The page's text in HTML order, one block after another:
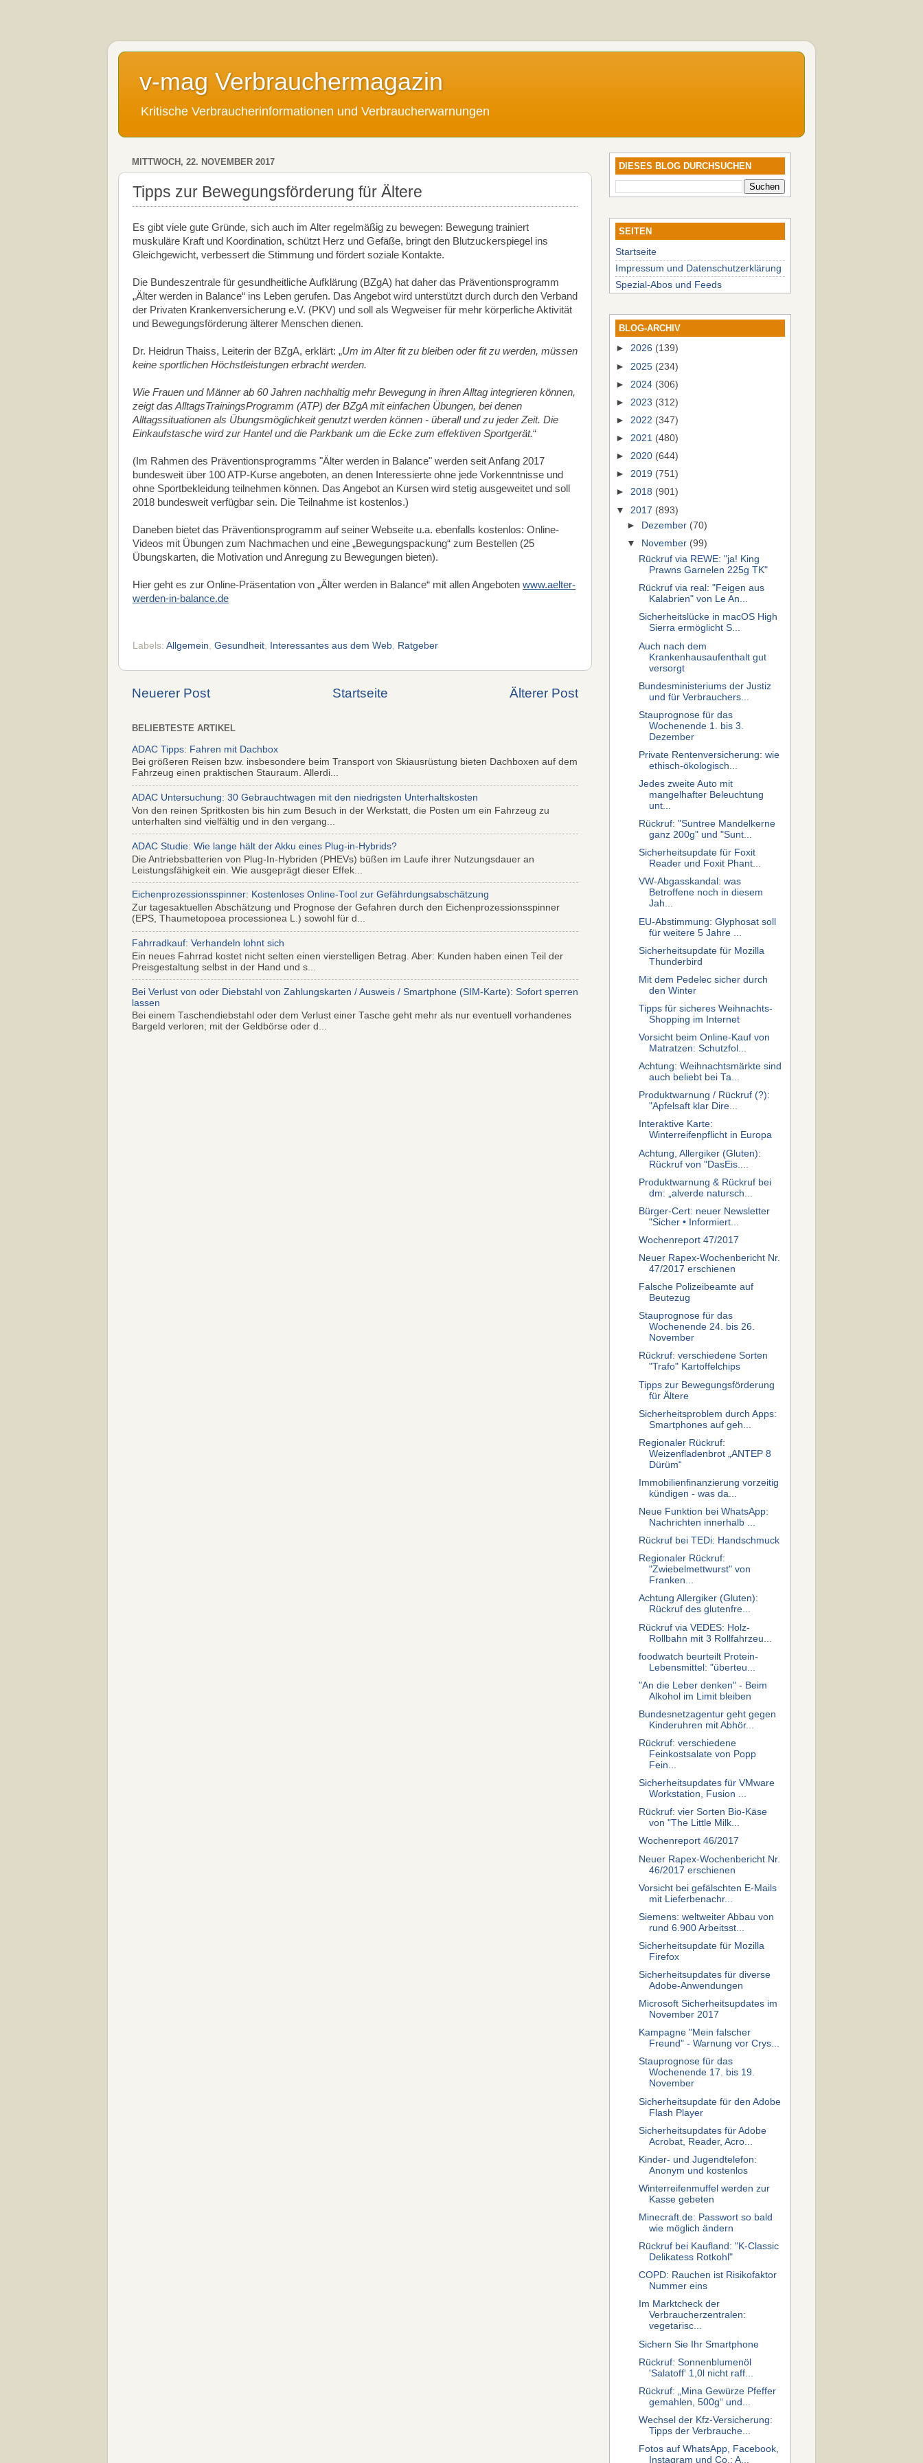
v-mag Verbrauchermagazin
Kritische Verbraucherinformationen und Verbraucherwarnungen
MITTWOCH, 22. NOVEMBER 2017
Tipps zur Bewegungsförderung für Ältere
Es gibt viele gute Gründe, sich auch im Alter regelmäßig zu bewegen: Bewegung trainiert
muskuläre Kraft und Koordination, schützt Herz und Gefäße, bringt den Blutzuckerspiegel ins
Gleichgewicht, verbessert die Stimmung und fördert soziale Kontakte.
Die Bundeszentrale für gesundheitliche Aufklärung (BZgA) hat daher das Präventionsprogramm
„Älter werden in Balance“ ins Leben gerufen. Das Angebot wird unterstützt durch durch den Verband
der Privaten Krankenversicherung e.V. (PKV) und soll als Wegweiser für mehr körperliche Aktivität
und Bewegungsförderung älterer Menschen dienen.
Dr. Heidrun Thaiss, Leiterin der BZgA, erklärt: „Um im Alter fit zu bleiben oder fit zu werden, müssen
keine sportlichen Höchstleistungen erbracht werden.
Wie Frauen und Männer ab 60 Jahren nachhaltig mehr Bewegung in ihren Alltag integrieren können,
zeigt das AlltagsTrainingsProgramm (ATP) der BZgA mit einfachen Übungen, bei denen
Alltagssituationen als Übungsmöglichkeit genutzt werden können - überall und zu jeder Zeit. Die
Einkaufstasche wird zur Hantel und die Parkbank um die Ecke zum effektiven Sportgerät.“
(Im Rahmen des Präventionsprogramms "Älter werden in Balance" werden seit Anfang 2017
bundesweit über 100 ATP-Kurse angeboten, an denen Interessierte ohne jede Vorkenntnisse und
ohne Sportbekleidung teilnehmen können. Das Angebot an Kursen wird stetig ausgeweitet und soll
2018 bundesweit verfügbar sein. Die Teilnahme ist kostenlos.)
Daneben bietet das Präventionsprogramm auf seiner Webseite u.a. ebenfalls kostenlos: Online-
Videos mit Übungen zum Nachmachen und eine „Bewegungspackung“ zum Bestellen (25
Übungskarten, die Motivation und Anregung zu Bewegungen bieten).
Hier geht es zur Online-Präsentation von „Älter werden in Balance“ mit allen Angeboten www.aelter-
werden-in-balance.de
Labels: Allgemein Gesundheit Interessantes aus dem Web Ratgeber
Neuerer Post Älterer Post
Startseite
BELIEBTESTE ARTIKEL
ADAC Tipps: Fahren mit Dachbox
Bei größeren Reisen bzw. insbesondere beim Transport von Skiausrüstung bieten Dachboxen auf dem
Fahrzeug einen praktischen Stauraum. Allerdi...
ADAC Untersuchung: 30 Gebrauchtwagen mit den niedrigsten Unterhaltskosten
Von den reinen Spritkosten bis hin zum Besuch in der Werkstatt, die Posten um ein Fahrzeug zu
unterhalten sind vielfältig und in den vergang...
ADAC Studie: Wie lange hält der Akku eines Plug-in-Hybrids?
Die Antriebsbatterien von Plug-In-Hybriden (PHEVs) büßen im Laufe ihrer Nutzungsdauer an
Leistungsfähigkeit ein. Wie ausgeprägt dieser Effek...
Eichenprozessionsspinner: Kostenloses Online-Tool zur Gefährdungsabschätzung
Zur tagesaktuellen Abschätzung und Prognose der Gefahren durch den Eichenprozessionsspinner
(EPS, Thaumetopoea processionea L.) sowohl für d...
Fahrradkauf: Verhandeln lohnt sich
Ein neues Fahrrad kostet nicht selten einen vierstelligen Betrag. Aber: Kunden haben einen Teil der
Preisgestaltung selbst in der Hand und s...
Bei Verlust von oder Diebstahl von Zahlungskarten / Ausweis / Smartphone (SIM-Karte): Sofort sperren
lassen
Bei einem Taschendiebstahl oder dem Verlust einer Tasche geht mehr als nur eventuell vorhandenes
Bargeld verloren; mit der Geldbörse oder d...
DIESES BLOG DURCHSUCHEN
SEITEN
Startseite
Impressum und Datenschutzerklärung
Spezial-Abos und Feeds
BLOG-ARCHIV
► 2026 (139)
► 2025 (234)
► 2024 (306)
► 2023 (312)
► 2022 (347)
► 2021 (480)
► 2020 (644)
► 2019 (751)
► 2018 (901)
▼ 2017 (893)
►
Dezember (70)
▼
November (99)
Rückruf via REWE: "ja! King
Prawns Garnelen 225g TK"
Rückruf via real: "Feigen aus
Kalabrien" von Le An...
Sicherheitslücke in macOS High
Sierra ermöglicht S...
Auch nach dem
Krankenhausaufenthalt gut
versorgt
Bundesministeriums der Justiz
und für Verbrauchers...
Stauprognose für das
Wochenende 1. bis 3.
Dezember
Private Rentenversicherung: wie
ethisch-ökologisch...
Jedes zweite Auto mit
mangelhafter Beleuchtung
unt...
Rückruf: "Suntree Mandelkerne
ganz 200g" und "Sunt...
Sicherheitsupdate für Foxit
Reader und Foxit Phant...
VW-Abgasskandal: was
Betroffene noch in diesem
Jah...
EU-Abstimmung: Glyphosat soll
für weitere 5 Jahre ...
Sicherheitsupdate für Mozilla
Thunderbird
Mit dem Pedelec sicher durch
den Winter
Tipps für sicheres Weihnachts-
Shopping im Internet
Vorsicht beim Online-Kauf von
Matratzen: Schutzfol...
Achtung: Weihnachtsmärkte sind
auch beliebt bei Ta...
Produktwarnung / Rückruf (?):
"Apfelsaft klar Dire...
Interaktive Karte:
Winterreifenpflicht in Europa
Achtung, Allergiker (Gluten):
Rückruf von "DasEis....
Produktwarnung & Rückruf bei
dm: „alverde natursch...
Bürger-Cert: neuer Newsletter
"Sicher • Informiert...
Wochenreport 47/2017
Neuer Rapex-Wochenbericht Nr.
47/2017 erschienen
Falsche Polizeibeamte auf
Beutezug
Stauprognose für das
Wochenende 24. bis 26.
November
Rückruf: verschiedene Sorten
"Trafo" Kartoffelchips
Tipps zur Bewegungsförderung
für Ältere
Sicherheitsproblem durch Apps:
Smartphones auf geh...
Regionaler Rückruf:
Weizenfladenbrot „ANTEP 8
Dürüm“
Immobilienfinanzierung vorzeitig
kündigen - was da...
Neue Funktion bei WhatsApp:
Nachrichten innerhalb ...
Rückruf bei TEDi: Handschmuck
Regionaler Rückruf:
"Zwiebelmettwurst" von
Franken...
Achtung Allergiker (Gluten):
Rückruf des glutenfre...
Rückruf via VEDES: Holz-
Rollbahn mit 3 Rollfahrzeu...
foodwatch beurteilt Protein-
Lebensmittel: "überteu...
"An die Leber denken" - Beim
Alkohol im Limit bleiben
Bundesnetzagentur geht gegen
Kinderuhren mit Abhör...
Rückruf: verschiedene
Feinkostsalate von Popp
Fein...
Sicherheitsupdates für VMware
Workstation, Fusion ...
Rückruf: vier Sorten Bio-Käse
von "The Little Milk...
Wochenreport 46/2017
Neuer Rapex-Wochenbericht Nr.
46/2017 erschienen
Vorsicht bei gefälschten E-Mails
mit Lieferbenachr...
Siemens: weltweiter Abbau von
rund 6.900 Arbeitsst...
Sicherheitsupdate für Mozilla
Firefox
Sicherheitsupdates für diverse
Adobe-Anwendungen
Microsoft Sicherheitsupdates im
November 2017
Kampagne "Mein falscher
Freund" - Warnung vor Crys...
Stauprognose für das
Wochenende 17. bis 19.
November
Sicherheitsupdate für den Adobe
Flash Player
Sicherheitsupdates für Adobe
Acrobat, Reader, Acro...
Kinder- und Jugendtelefon:
Anonym und kostenlos
Winterreifenmuffel werden zur
Kasse gebeten
Minecraft.de: Passwort so bald
wie möglich ändern
Rückruf bei Kaufland: "K-Classic
Delikatess Rotkohl"
COPD: Rauchen ist Risikofaktor
Nummer eins
Im Marktcheck der
Verbraucherzentralen:
vegetarisc...
Sichern Sie Ihr Smartphone
Rückruf: Sonnenblumenöl
'Salatoff' 1,0l nicht raff...
Rückruf: „Mina Gewürze Pfeffer
gemahlen, 500g“ und...
Wechsel der Kfz-Versicherung:
Tipps der Verbrauche...
Fotos auf WhatsApp, Facebook,
Instagram und Co.: A...